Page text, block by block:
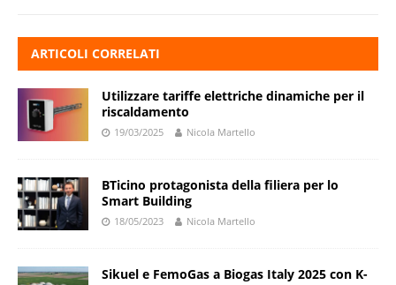
ARTICOLI CORRELATI
Utilizzare tariffe elettriche dinamiche per il
riscaldamento
19/03/2025 Nicola Martello
BTicino protagonista della filiera per lo
Smart Building
18/05/2023 Nicola Martello
Sikuel e FemoGas a Biogas Italy 2025 con K-